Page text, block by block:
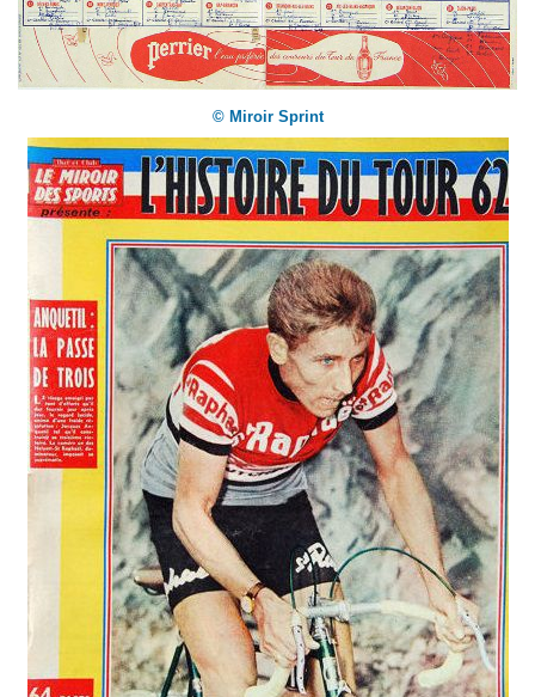
© Miroir Sprint